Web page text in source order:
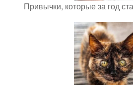
Привычки, которые за год